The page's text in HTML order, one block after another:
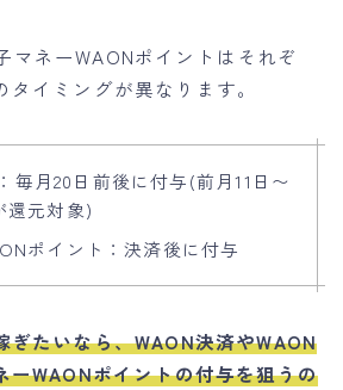
マネーWAONポイントはそれぞ
イミングが異なります。
毎月20日前後に付与(前月11日〜
還元対象)
ポイント：決済後に付与
ぎたいなら、WAON決済やWAON
ーWAONポイントの付与を狙うの